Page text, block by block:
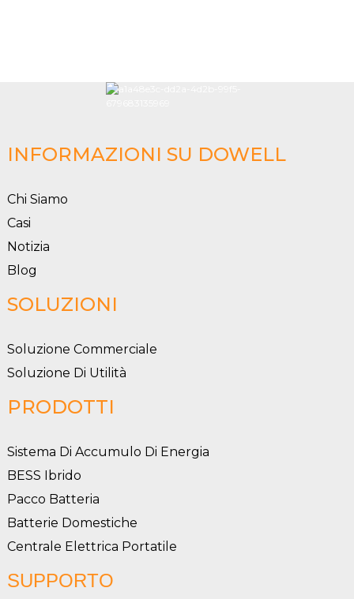
INFORMAZIONI SU DOWELL
Chi Siamo
Casi
Notizia
Blog
SOLUZIONI
Soluzione Commerciale
Soluzione Di Utilità
PRODOTTI
Sistema Di Accumulo Di Energia
BESS Ibrido
Pacco Batteria
Batterie Domestiche
Centrale Elettrica Portatile
SUPPORTO